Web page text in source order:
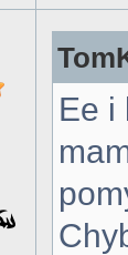
Ee i